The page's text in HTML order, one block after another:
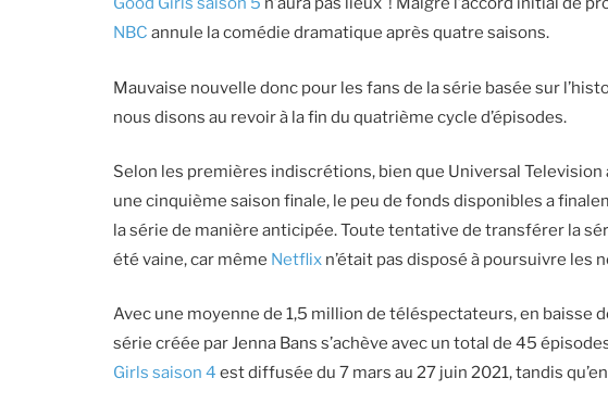
NBC annule la comédie dramatique après quatre saisons.
Mauvaise nouvelle donc pour les fans de la série basée sur
nous disons au revoir à la fin du quatrième cycle d’épisodes.
Selon les premières indiscrétions, bien que Universal
une cinquième saison finale, le peu de fonds disponibles a
la série de manière anticipée. Toute tentative de transférer la
été vaine, car même Netflix n’était pas disposé à poursuivre les
Avec une moyenne de 1,5 million de téléspectateurs, en baisse
série créée par Jenna Bans s’achève avec un total de 45
Girls saison 4 est diffusée du 7 mars au 27 juin 2021, tandis